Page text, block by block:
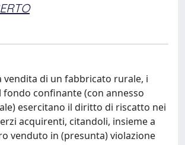
vendita di un fabbricato rurale, i
confinante (con annesso
esercitano il diritto di riscatto nei
acquirenti, citandoli, insieme a
venduto in (presunta) violazione